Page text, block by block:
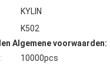
KYLIN
K502
Algemene voorwaarden:
10000pcs